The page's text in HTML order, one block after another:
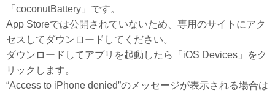
「coconutBattery」です。
App Storeでは公開されていないため、専用のサイトにアク
セスしてダウンロードしてください。
ダウンロードしてアプリを起動したら「iOS Devices」をク
リックします。
“Access to iPhone denied”のメッセージが表示される場合は